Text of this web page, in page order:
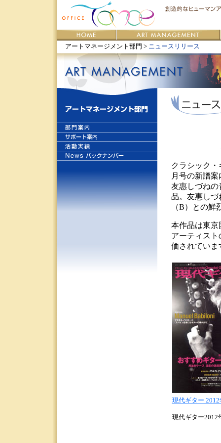
アートマネージメント部門 > ニュースリリース
クラシック
月号の新譜
友惠しづねの
品。友惠しづ
（B）との
本作品は東京
アーティス
価されていま
現代ギター
現代ギター2012